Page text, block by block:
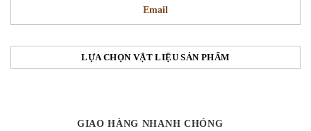
Email
LỰA CHỌN VẬT LIỆU SẢN PHẨM
GIAO HÀNG NHANH CHÓNG